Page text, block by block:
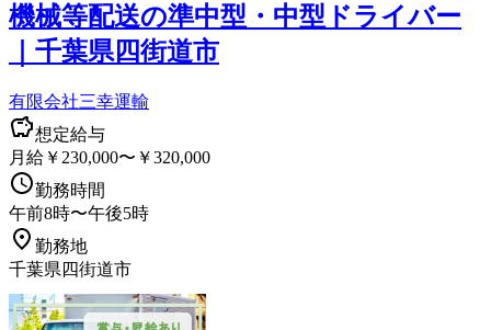
機械等配送の準中型・中型ドライバー
｜千葉県四街道市
有限会社三幸運輸
想定給与
月給￥230,000〜￥320,000
勤務時間
午前8時〜午後5時
勤務地
千葉県四街道市